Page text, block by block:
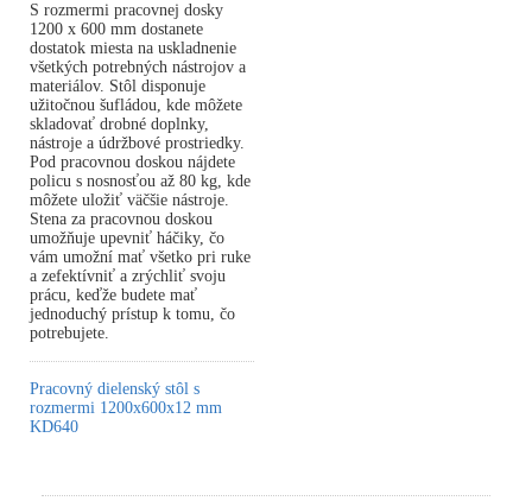
S rozmermi pracovnej dosky
1200 x 600 mm dostanete
dostatok miesta na uskladnenie
všetkých potrebných nástrojov a
materiálov. Stôl disponuje
užitočnou šufládou, kde môžete
skladovať drobné doplnky,
nástroje a údržbové prostriedky.
Pod pracovnou doskou nájdete
policu s nosnosťou až 80 kg, kde
môžete uložiť väčšie nástroje.
Stena za pracovnou doskou
umožňuje upevniť háčiky, čo
vám umožní mať všetko pri ruke
a zefektívniť a zrýchliť svoju
prácu, keďže budete mať
jednoduchý prístup k tomu, čo
potrebujete.
Pracovný dielenský stôl s
rozmermi 1200x600x12 mm
KD640